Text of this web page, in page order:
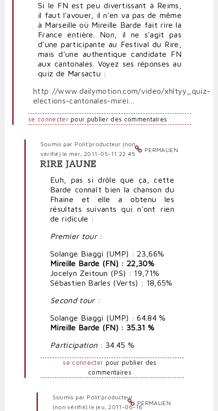
Si le FN est peu divertissant à Reims,
il faut l'avouer, il n'en va pas de même
à Marseille où Mireille Barde fait rire la
France entière. Non, il ne s'agit pas
d'une participante au Festival du Rire,
mais d'une authentique candidate FN
aux cantonales. Voyez ses réponses au
quiz de Marsactu :
http://www.dailymotion.com/video/xhltyy_quiz-
elections-cantonales-mirei…
se connecterpour publier des commentaires
PERMALIEN
Soumis par Polit'producteur (non
vérifié) le mer, 2011-05-11 22:45
En
réponse
Quand
ridicule
Polit'producteur
(non
vérifié)
RIRE JAUNE
Euh, pas si drôle que ça, cette
Barde connaît bien la chanson du
Fhaine et elle a obtenu les
résultats suivants qui n'ont rien
de ridicule :
Premier tour :
Solange Biaggi (UMP) : 23,66%
Mireille Barde (FN) : 22,30%
Jocelyn Zeitoun (PS) : 19,71%
Sébastien Barles (Verts) : 18,65%
Second tour:
Solange Biaggi (UMP) : 64.84 %
Mireille Barde (FN) : 35.31 %
Participation: 34.45 %
se connecter pour publier des
commentaires
PERMALIEN
Soumis par Polit'producteur
(non vérifié) le jeu, 2011-06-16